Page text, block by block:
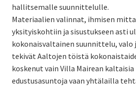
hallitsemalle suunnittelulle.
Materiaalien valinnat, ihmisen
yksityiskohtiin ja sisustukseen asti
kokonaisvaltainen suunnittelu, valo
tekivät Aaltojen töistä
koskenut vain Villa Mairean kaltaisia
edustusasuntoja vaan yhtälailla